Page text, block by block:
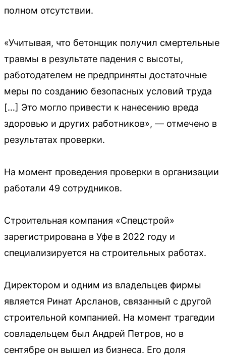
полном отсутствии.
«Учитывая, что бетонщик получил смертельные
травмы в результате падения с высоты,
работодателем не предприняты достаточные
меры по созданию безопасных условий труда
[…] Это могло привести к нанесению вреда
здоровью и других работников», — отмечено в
результатах проверки.
На момент проведения проверки в организации
работали 49 сотрудников.
Строительная компания «Спецстрой»
зарегистрирована в Уфе в 2022 году и
специализируется на строительных работах.
Директором и одним из владельцев фирмы
является Ринат Арсланов, связанный с другой
строительной компанией. На момент трагедии
совладельцем был Андрей Петров, но в
сентябре он вышел из бизнеса. Его доля